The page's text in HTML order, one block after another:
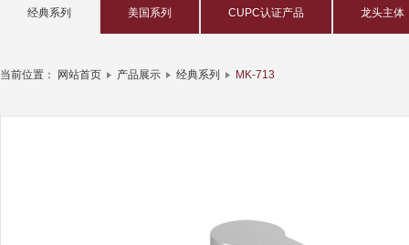
经典系列 美国系列 CUPC认证产品 龙头主体
当前位置： 网站首页 产品展示 经典系列 MK-713